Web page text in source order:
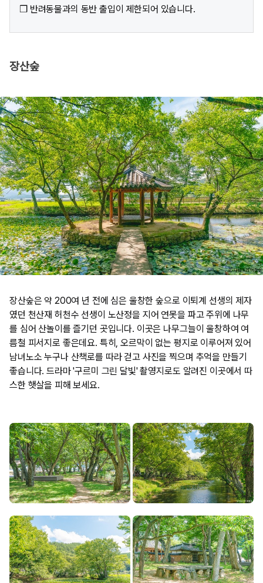
❒ 반려동물과의 동반 출입이 제한되어 있습니다.
장산숲
​장산숲은 약 200여 년 전에 심은 울창한 숲으로 이퇴계 선생의 제자
였던 천산재 허천수 선생이 노산정을 지어 연못을 파고 주위에 나무
를 심어 산놀이를 즐기던 곳입니다. 이곳은 나무그늘이 울창하여 여
름철 피서지로 좋은데요. 특히, 오르막이 없는 평지로 이루어져 있어
남녀노소 누구나 산책로를 따라 걷고 사진을 찍으며 추억을 만들기
좋습니다. 드라마 '구르미 그린 달빛' 촬영지로도 알려진 이곳에서 따
스한 햇살을 피해 보세요.